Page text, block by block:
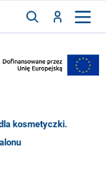
kosmetyczki.